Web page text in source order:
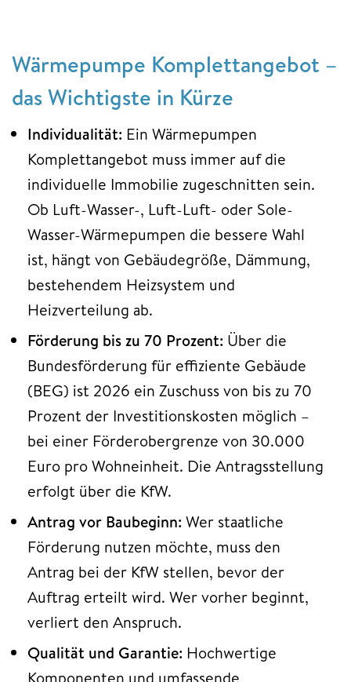
Wärmepumpe Komplettangebot –
das Wichtigste in Kürze
Individualität: Ein Wärmepumpen
Komplettangebot muss immer auf die
individuelle Immobilie zugeschnitten sein.
Ob Luft-Wasser-, Luft-Luft- oder Sole-
Wasser-Wärmepumpen die bessere Wahl
ist, hängt von Gebäudegröße, Dämmung,
bestehendem Heizsystem und
Heizverteilung ab.
Förderung bis zu 70 Prozent: Über die
Bundesförderung für effiziente Gebäude
(BEG) ist 2026 ein Zuschuss von bis zu 70
Prozent der Investitionskosten möglich –
bei einer Förderobergrenze von 30.000
Euro pro Wohneinheit. Die Antragsstellung
erfolgt über die KfW.
Antrag vor Baubeginn: Wer staatliche
Förderung nutzen möchte, muss den
Antrag bei der KfW stellen, bevor der
Auftrag erteilt wird. Wer vorher beginnt,
verliert den Anspruch.
Qualität und Garantie: Hochwertige
Komponenten und umfassende